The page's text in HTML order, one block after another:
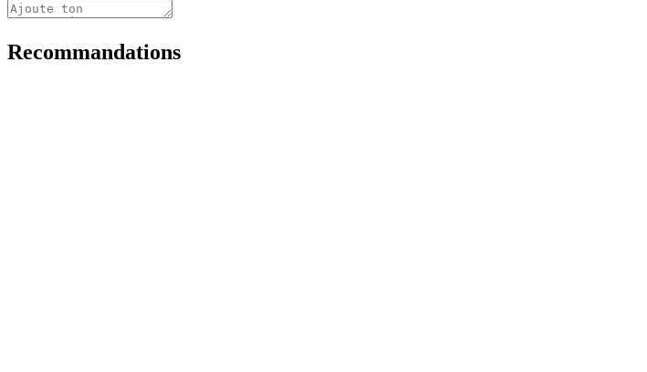
Recommandations